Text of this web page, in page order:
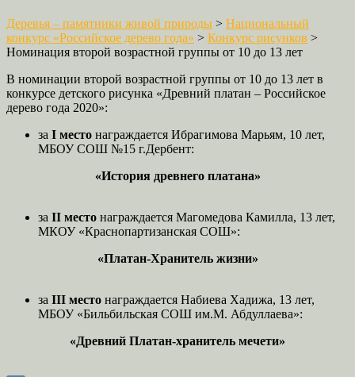
Деревья – памятники живой природы > Национальный
конкурс «Российское дерево года» > Конкурс рисунков >
Номинация второй возрастной группы от 10 до 13 лет
В номинации второй возрастной группы от 10 до 13 лет в
конкурсе детского рисунка «Древний платан – Российское
дерево года 2020»:
за I место награждается Ибрагимова Марьям, 10 лет,
МБОУ СОШ №15 г.Дербент:
«История древнего платана»
за II место награждается Магомедова Камилла, 13 лет,
МКОУ «Краснопартизанская СОШ»:
«Платан-Хранитель жизни»
за III место награждается Набиева Хадижа, 13 лет,
МБОУ «Бильбильская СОШ им.М. Абдуллаева»:
«Древний Платан-хранитель мечети»